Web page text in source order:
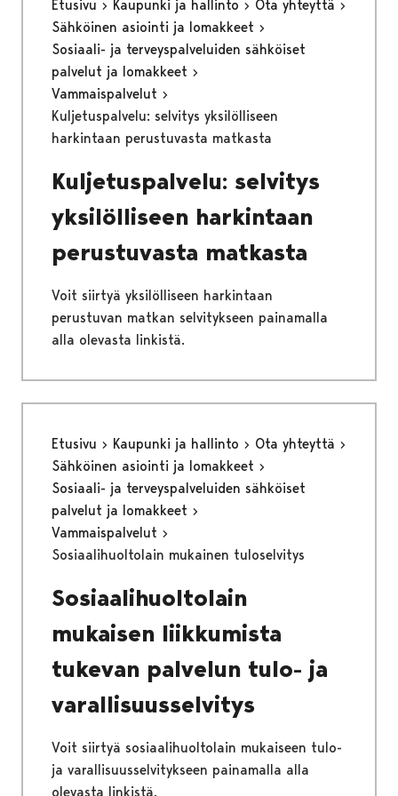
Etusivu Kaupunki ja hallinto
Ota yhteyttä
Sähköinen asiointi ja lomakkeet
Sosiaali- ja terveyspalveluiden sähköiset
palvelut ja lomakkeet
Vammaispalvelut
Kuljetuspalvelu: selvitys yksilölliseen
harkintaan perustuvasta matkasta
Kuljetuspalvelu: selvitys
yksilölliseen harkintaan
perustuvasta matkasta
Voit siirtyä yksilölliseen harkintaan
perustuvan matkan selvitykseen painamalla
alla olevasta linkistä.
Etusivu Kaupunki ja hallinto
Ota yhteyttä
Sähköinen asiointi ja lomakkeet
Sosiaali- ja terveyspalveluiden sähköiset
palvelut ja lomakkeet
Vammaispalvelut
Sosiaalihuoltolain mukainen tuloselvitys
Sosiaalihuoltolain
mukaisen liikkumista
tukevan palvelun tulo- ja
varallisuusselvitys
Voit siirtyä sosiaalihuoltolain mukaiseen tulo-
ja varallisuusselvitykseen painamalla alla
olevasta linkistä.